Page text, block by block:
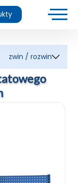
zwin / rozwin